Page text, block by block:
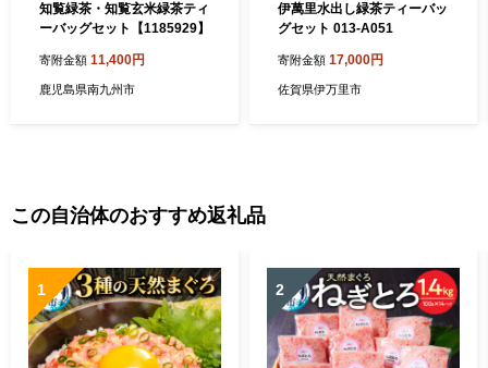
知覧緑茶・知覧玄米緑茶ティ
ーバッグセット【1185929】
寄附金額 11,400円
鹿児島県南九州市
伊萬里水出し緑茶ティーバッ
グセット 013-A051
寄附金額 17,000円
佐賀県伊万里市
この自治体のおすすめ返礼品
1 2